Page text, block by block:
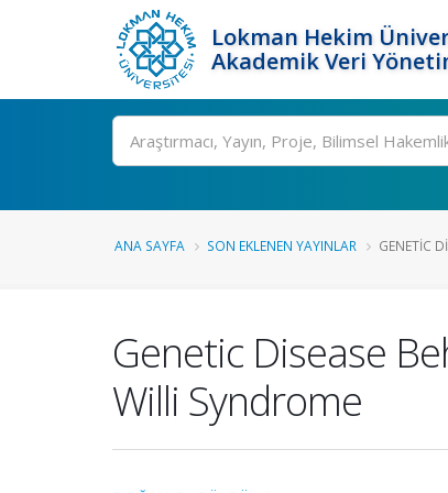
Lokman Hekim
Akademik Veri
Ara
ANA SAYFA SON EKLENEN YAYINLAR GENETIC
Genetic Disease
Willi Syndrome